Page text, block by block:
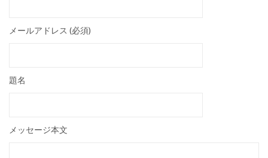
メールアドレス (必須)
題名
メッセージ本文